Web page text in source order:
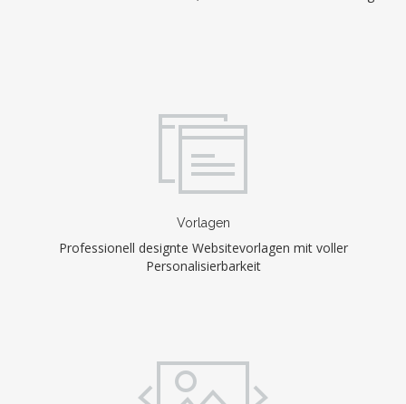
Vorlagen
Professionell designte Websitevorlagen mit voller
Personalisierbarkeit